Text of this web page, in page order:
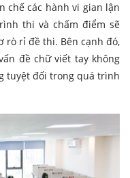
chế các hành vi gian lận
thi và chấm điểm sẽ
rò rỉ đề thi. Bên cạnh đó,
đề chữ viết tay không
tuyệt đối trong quá trình